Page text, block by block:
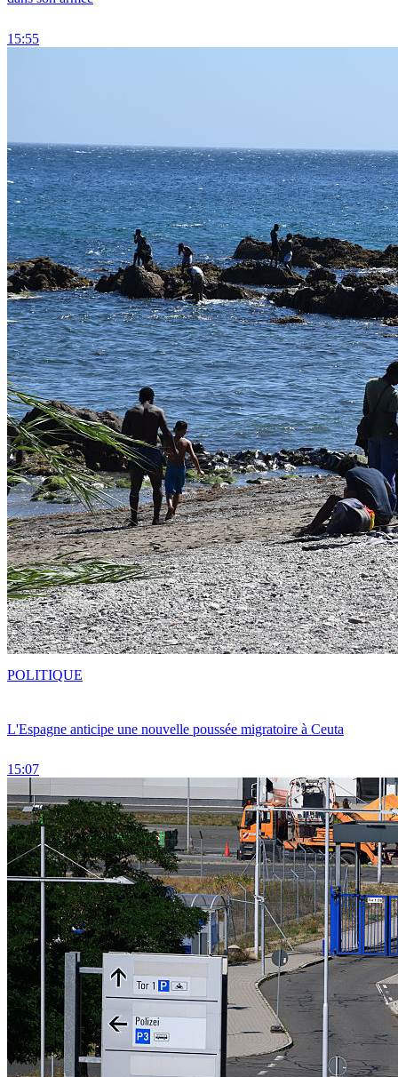
15:55
L'Espagne anticipe une nouvelle poussée migratoire à Ceuta
15:07
POLITIQUE